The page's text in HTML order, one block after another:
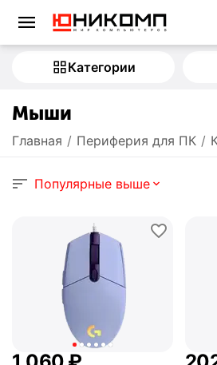
Категории
Мыши
Главная / Периферия для ПК /
Популярные выше